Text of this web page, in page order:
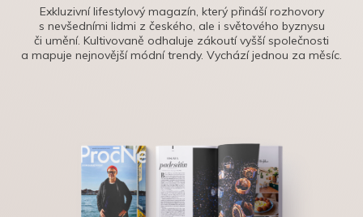
Exkluzivní lifestylový magazín, který přináší rozhovory
s nevšedními lidmi z českého, ale i světového byznysu
či umění. Kultivovaně odhaluje zákoutí vyšší společnosti
a mapuje nejnovější módní trendy. Vychází jednou za měsíc.